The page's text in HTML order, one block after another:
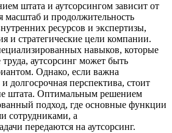
штата и аутсорсингом зависит от
масштаб и продолжительность
ресурсов и экспертизы,
и стратегические цели компании.
навыков, которые
аутсорсинг может быть
Однако, если важна
долгосрочная перспектива, стоит
штата. Оптимальным решением
подход, где основные функции
сотрудниками, а
передаются на аутсорсинг.